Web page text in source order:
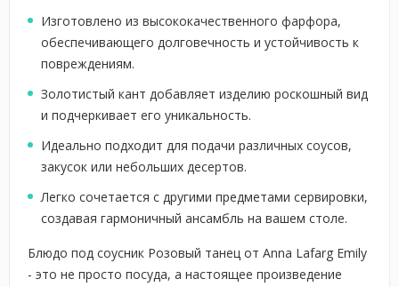
Изготовлено из высококачественного фарфора,
обеспечивающего долговечность и устойчивость к
повреждениям.
Золотистый кант добавляет изделию роскошный вид
и подчеркивает его уникальность.
Идеально подходит для подачи различных соусов,
закусок или небольших десертов.
Легко сочетается с другими предметами сервировки,
создавая гармоничный ансамбль на вашем столе.
Блюдо под соусник Розовый танец от Anna Lafarg Emily
- это не просто посуда, а настоящее произведение